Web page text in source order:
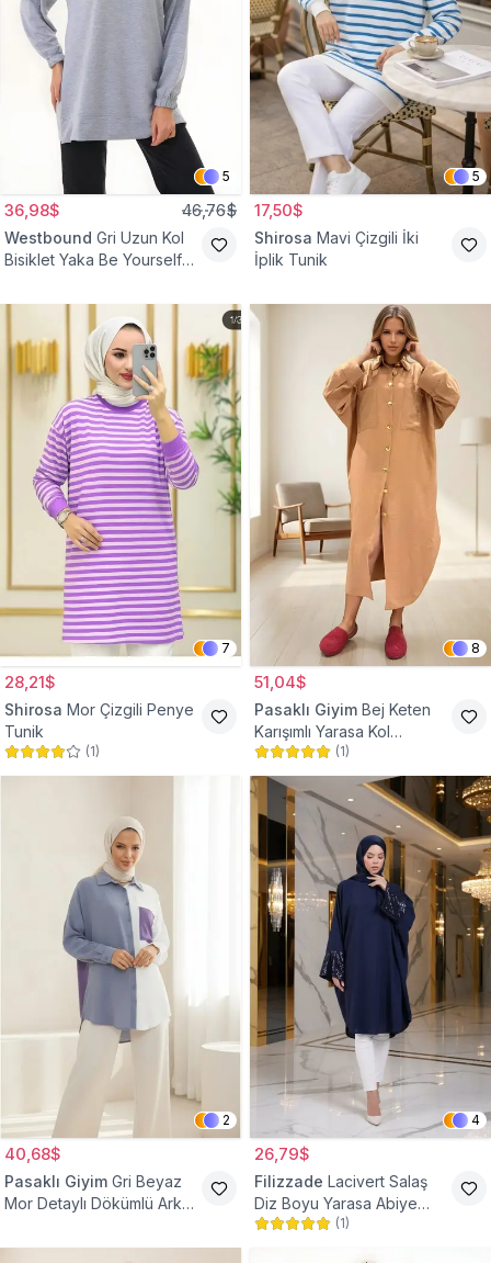
5
36,98$ 46,76$
Westbound Gri Uzun Kol
Bisiklet Yaka Be Yourself
5
17,50$
Shirosa Mavi Çizgili İki
İplik Tunik
7
28,21$
Shirosa Mor Çizgili Penye
Tunik
(1)
8
51,04$
Pasaklı Giyim Bej Keten
Karışımlı Yarasa Kol
Tesettür Tunik
(1)
2
40,68$
Pasaklı Giyim Gri Beyaz
Mor Detaylı Dökümlü Arkası
4
26,79$
Filizzade Lacivert Salaş
Diz Boyu Yarasa Abiye
Tunik
(1)